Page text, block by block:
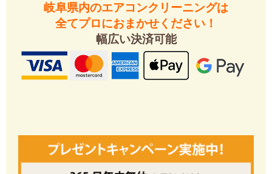
岐阜県内のエアコンクリーニングは
全てプロにおまかせください！
幅広い決済可能